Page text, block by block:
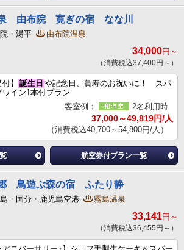
由布院 寛ぎの宿 なな川
・湯平 由布院温泉
34,000円～
（消費税込37,400円～）
】 誕生日 や記念日、賀寿のお祝いに！ スパ
ワイン1本付プラン
客室例：
2名利用時
37,000～49,819円/人
（消費税込40,700～54,800円/人）
航空券付プラン一覧
鳥遊ぶ森の宿 ふたり静
・国分・鹿児島空港 霧島温泉
33,141円～
（消費税込36,455円～）